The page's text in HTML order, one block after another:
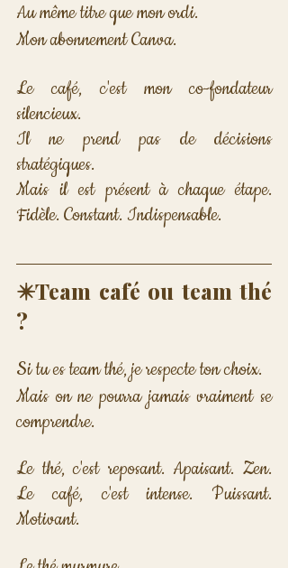
Au même titre que mon ordi.
Mon abonnement Canva.
Le café, c'est mon co-fondateur
silencieux.
Il ne prend pas de décisions
stratégiques.
Mais il est présent à chaque étape.
Fidèle. Constant. Indispensable.
✴️Team café ou team thé
?
Si tu es team thé, je respecte ton choix.
Mais on ne pourra jamais vraiment se
comprendre.
Le thé, c'est reposant. Apaisant. Zen.
Le café, c'est intense. Puissant.
Motivant.